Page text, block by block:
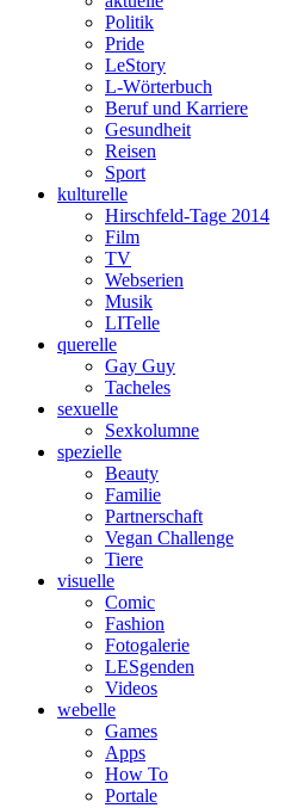
Politik
Pride
LeStory
L-Wörterbuch
Beruf und Karriere
Gesundheit
Reisen
Sport
kulturelle
Hirschfeld-Tage 2014
Film
TV
Webserien
Musik
LITelle
querelle
Gay Guy
Tacheles
sexuelle
Sexkolumne
spezielle
Beauty
Familie
Partnerschaft
Vegan Challenge
Tiere
visuelle
Comic
Fashion
Fotogalerie
LESgenden
Videos
webelle
Games
Apps
How To
Portale